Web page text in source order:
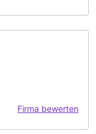
Firma bewerten